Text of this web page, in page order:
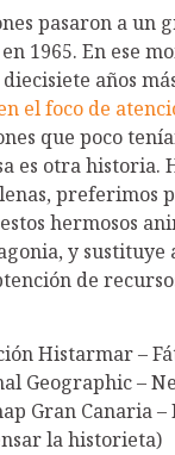
pasaron a un
1965. En ese
años
el foco de
que poco
es otra historia.
preferimos
hermosos
y sustituye
de
Histarmar –
Geographic –
Gran Canaria
la historieta)